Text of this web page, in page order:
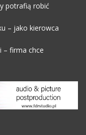
potrafią robić
– jako kierowca
– firma chce